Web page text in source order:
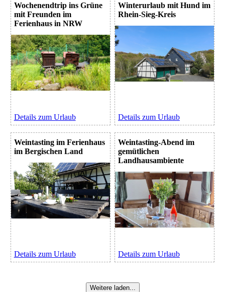
Wochenendtrip ins Grüne
mit Freunden im
Ferienhaus in NRW
Details zum Urlaub
Winterurlaub mit Hund im
Rhein-Sieg-Kreis
Details zum Urlaub
Weintasting im Ferienhaus
im Bergischen Land
Details zum Urlaub
Weintasting-Abend im
gemütlichen
Landhausambiente
Details zum Urlaub
Weitere laden...